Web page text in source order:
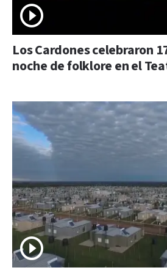
Los Cardones celebraron
noche de folklore en el